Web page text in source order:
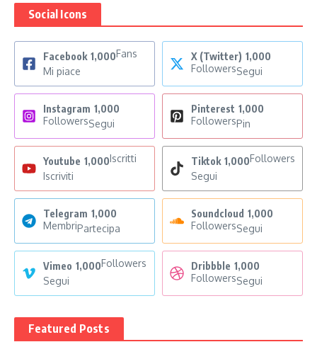
Social Icons
Facebook 1,000Fans
Mi piace
X (Twitter) 1,000
FollowersSegui
Instagram 1,000
FollowersSegui
Pinterest 1,000
FollowersPin
Youtube 1,000Iscritti
Iscriviti
Tiktok 1,000Followers
Segui
Telegram 1,000
MembriPartecipa
Soundcloud 1,000
FollowersSegui
Vimeo 1,000Followers
Segui
Dribbble 1,000
FollowersSegui
Featured Posts